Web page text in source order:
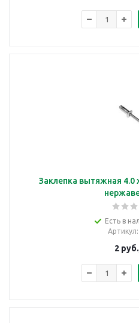
Заклепка вытяжная 4.0
Есть в
Артикул
2руб.